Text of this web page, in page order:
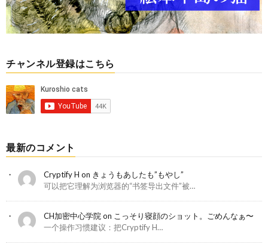
チャンネル登録はこちら
最新のコメント
Cryptify H on きょうもあしたも”もやし”
可以把它理解为浏览器的“书签导出文件”被…
CH加密中心学院on こっそり寝顔のショット。ごめんなぁ〜
一个操作习惯建议：把Cryptify H…